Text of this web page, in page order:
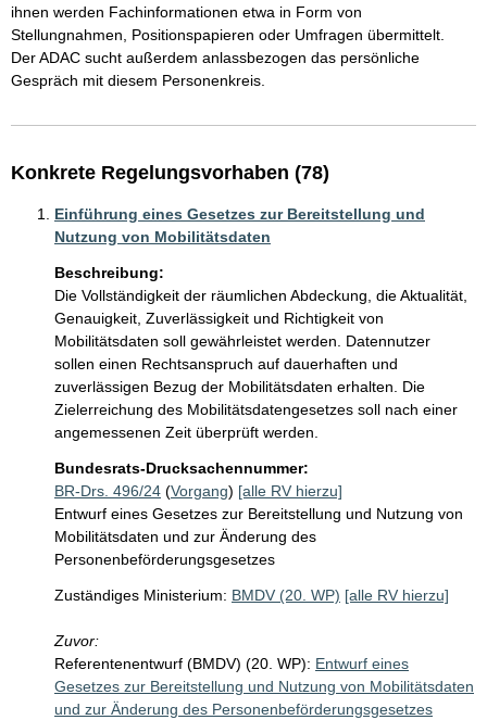
ihnen werden Fachinformationen etwa in Form von
Stellungnahmen, Positionspapieren oder Umfragen übermittelt.
Der ADAC sucht außerdem anlassbezogen das persönliche
Gespräch mit diesem Personenkreis.
Konkrete Regelungsvorhaben (78)
Einführung eines Gesetzes zur Bereitstellung und
Nutzung von Mobilitätsdaten
Beschreibung:
Die Vollständigkeit der räumlichen Abdeckung, die Aktualität,
Genauigkeit, Zuverlässigkeit und Richtigkeit von
Mobilitätsdaten soll gewährleistet werden. Datennutzer
sollen einen Rechtsanspruch auf dauerhaften und
zuverlässigen Bezug der Mobilitätsdaten erhalten. Die
Zielerreichung des Mobilitätsdatengesetzes soll nach einer
angemessenen Zeit überprüft werden.
Bundesrats-Drucksachennummer:
BR-Drs. 496/24 (Vorgang) [alle RV hierzu]
Entwurf eines Gesetzes zur Bereitstellung und Nutzung von
Mobilitätsdaten und zur Änderung des
Personenbeförderungsgesetzes
Zuständiges Ministerium: BMDV (20. WP) [alle RV hierzu]
Zuvor:
Referentenentwurf (BMDV) (20. WP): Entwurf eines
Gesetzes zur Bereitstellung und Nutzung von Mobilitätsdaten
und zur Änderung des Personenbeförderungsgesetzes